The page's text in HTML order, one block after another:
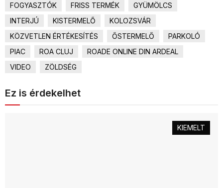
FOGYASZTÓK
FRISS TERMÉK
GYÜMÖLCS
INTERJÚ
KISTERMELŐ
KOLOZSVÁR
KÖZVETLEN ÉRTÉKESÍTÉS
ŐSTERMELŐ
PARKOLÓ
PIAC
ROA CLUJ
ROADE ONLINE DIN ARDEAL
VIDEO
ZÖLDSÉG
Ez is érdekelhet
KIEMELT